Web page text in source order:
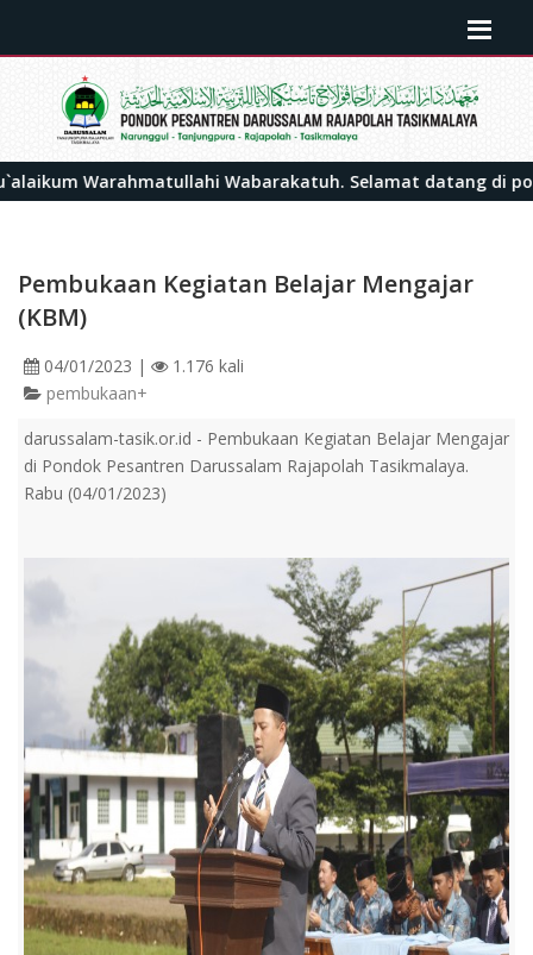
Warahmatullahi Wabarakatuh. Selamat datang di portal
Pembukaan Kegiatan Belajar Mengajar
(KBM)
04/01/2023 |
1.176 kali
pembukaan+
darussalam-tasik.or.id - Pembukaan Kegiatan Belajar Mengajar
di Pondok Pesantren Darussalam Rajapolah Tasikmalaya.
Rabu (04/01/2023)